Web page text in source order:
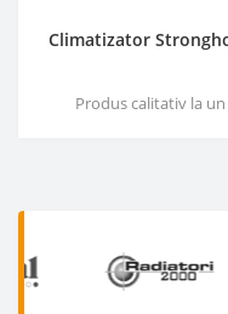
Climatizator
Produs calitativ la